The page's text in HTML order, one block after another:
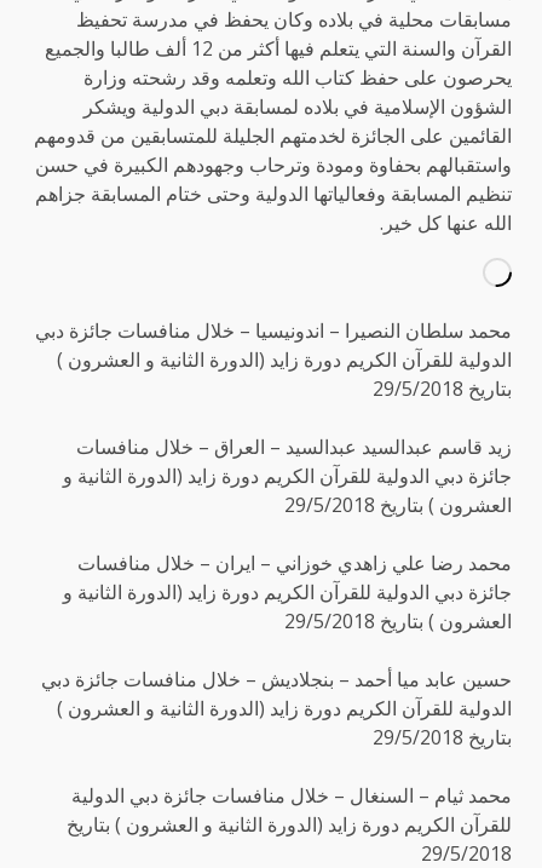
مسابقات محلية في بلاده وكان يحفظ في مدرسة تحفيظ
القرآن والسنة التي يتعلم فيها أكثر من 12 ألف طالبا والجميع
يحرصون على حفظ كتاب الله وتعلمه وقد رشحته وزارة
الشؤون الإسلامية في بلاده لمسابقة دبي الدولية ويشكر
القائمين على الجائزة لخدمتهم الجليلة للمتسابقين من قدومهم
واستقبالهم بحفاوة ومودة وترحاب وجهودهم الكبيرة في حسن
تنظيم المسابقة وفعالياتها الدولية وحتى ختام المسابقة جزاهم
الله عنها كل خير.
محمد سلطان النصيرا – اندونيسيا – خلال منافسات جائزة دبي
الدولية للقرآن الكريم دورة زايد (الدورة الثانية و العشرون )
بتاريخ 29/5/2018
زيد قاسم عبدالسيد عبدالسيد – العراق – خلال منافسات
جائزة دبي الدولية للقرآن الكريم دورة زايد (الدورة الثانية و
العشرون ) بتاريخ 29/5/2018
محمد رضا علي زاهدي خوزاني – ايران – خلال منافسات
جائزة دبي الدولية للقرآن الكريم دورة زايد (الدورة الثانية و
العشرون ) بتاريخ 29/5/2018
حسين عابد ميا أحمد – بنجلاديش – خلال منافسات جائزة دبي
الدولية للقرآن الكريم دورة زايد (الدورة الثانية و العشرون )
بتاريخ 29/5/2018
محمد ثيام – السنغال – خلال منافسات جائزة دبي الدولية
للقرآن الكريم دورة زايد (الدورة الثانية و العشرون ) بتاريخ
29/5/2018